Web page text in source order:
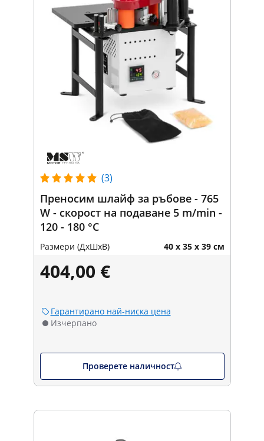
(3)
Преносим шлайф за ръбове - 765
W - скорост на подаване 5 m/min -
120 - 180 °C
Размери (ДxШxВ) 40 x 35 x 39 см
404,00 €
Гарантирано най-ниска цена
Изчерпано
Проверете наличност